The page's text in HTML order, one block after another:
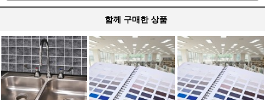
함께 구매한 상품